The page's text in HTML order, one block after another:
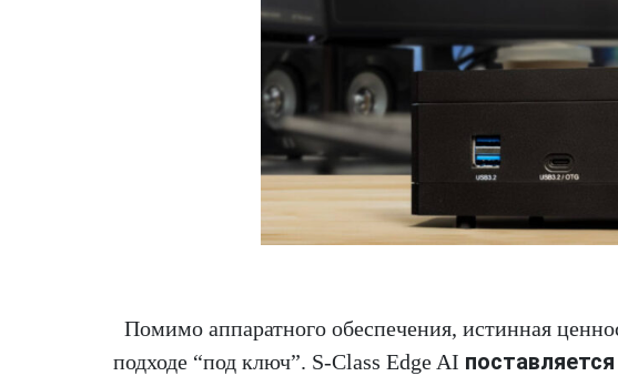
Помимо аппаратного обеспечения, истинная
подходе “под ключ”. S-Class Edge AI